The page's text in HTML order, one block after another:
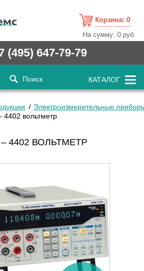
Корзина: 0
На сумму:0 руб.
(495) 647-79-79
Поиск КАТАЛОГ
Электроизмерительные
вольтметр
4402 ВОЛЬТМЕТР